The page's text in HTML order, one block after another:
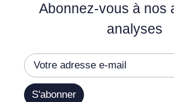
Abonnez-vous à nos
analyses